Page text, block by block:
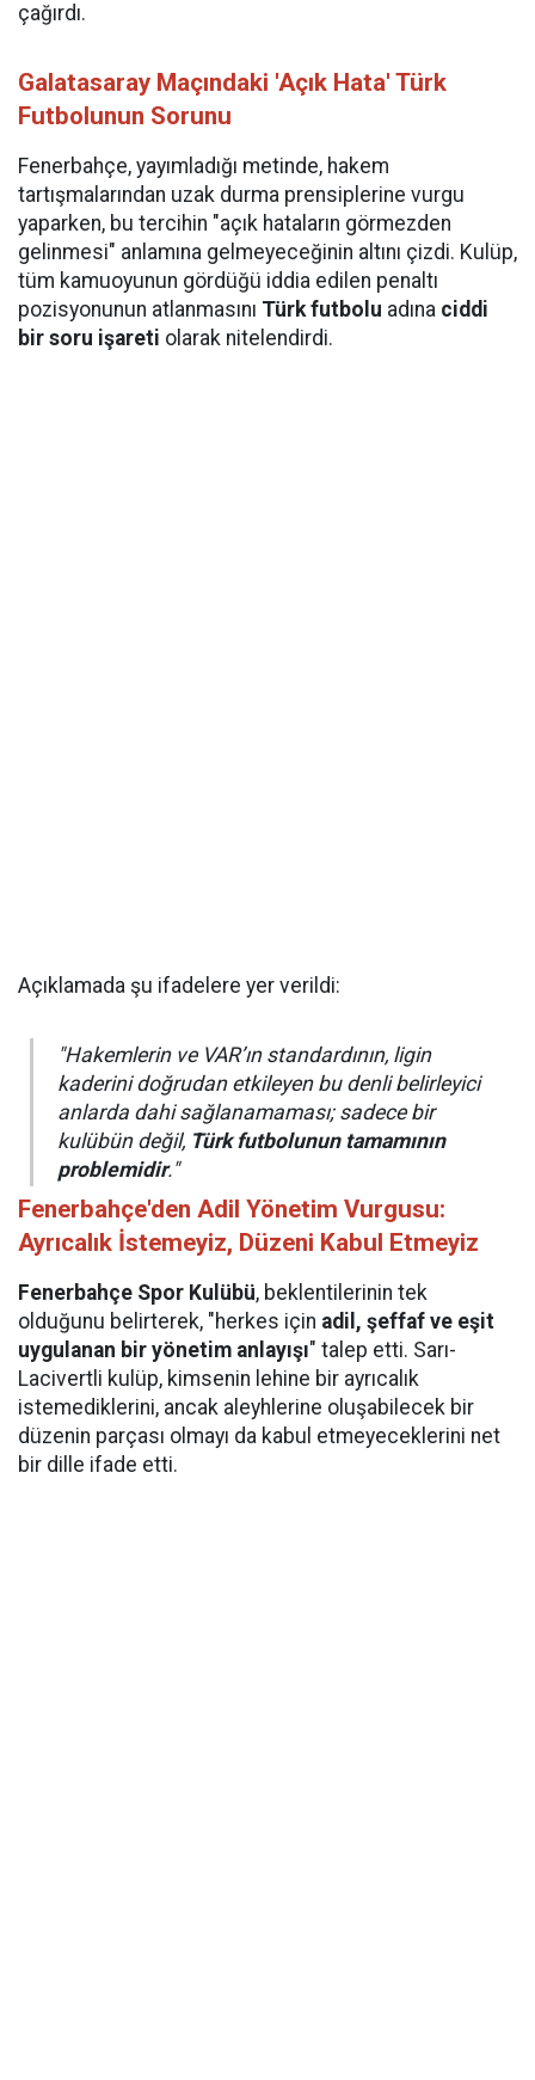
çağırdı.
Galatasaray Maçındaki 'Açık Hata' Türk
Futbolunun Sorunu
Fenerbahçe, yayımladığı metinde, hakem
tartışmalarından uzak durma prensiplerine vurgu
yaparken, bu tercihin "açık hataların görmezden
gelinmesi" anlamına gelmeyeceğinin altını çizdi. Kulüp,
tüm kamuoyunun gördüğü iddia edilen penaltı
pozisyonunun atlanmasını Türk futbolu adına ciddi
bir soru işareti olarak nitelendirdi.
Açıklamada şu ifadelere yer verildi:
"Hakemlerin ve VAR’ın standardının, ligin
kaderini doğrudan etkileyen bu denli belirleyici
anlarda dahi sağlanamaması; sadece bir
kulübün değil, Türk futbolunun tamamının
problemidir."
Fenerbahçe'den Adil Yönetim Vurgusu:
Ayrıcalık İstemeyiz, Düzeni Kabul Etmeyiz
Fenerbahçe Spor Kulübü, beklentilerinin tek
olduğunu belirterek, "herkes için adil, şeffaf ve eşit
uygulanan bir yönetim anlayışı" talep etti. Sarı-
Lacivertli kulüp, kimsenin lehine bir ayrıcalık
istemediklerini, ancak aleyhlerine oluşabilecek bir
düzenin parçası olmayı da kabul etmeyeceklerini net
bir dille ifade etti.